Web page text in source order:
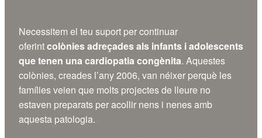
Necessitem el teu suport per continuar
oferintcolònies adreçades als infants i adolescents
que tenen una cardiopatia congènita. Aquestes
colònies, creades l’any 2006, van néixer perquè les
famílies veien que molts projectes de lleure no
estaven preparats per acollir nens i nenes amb
aquesta patologia.